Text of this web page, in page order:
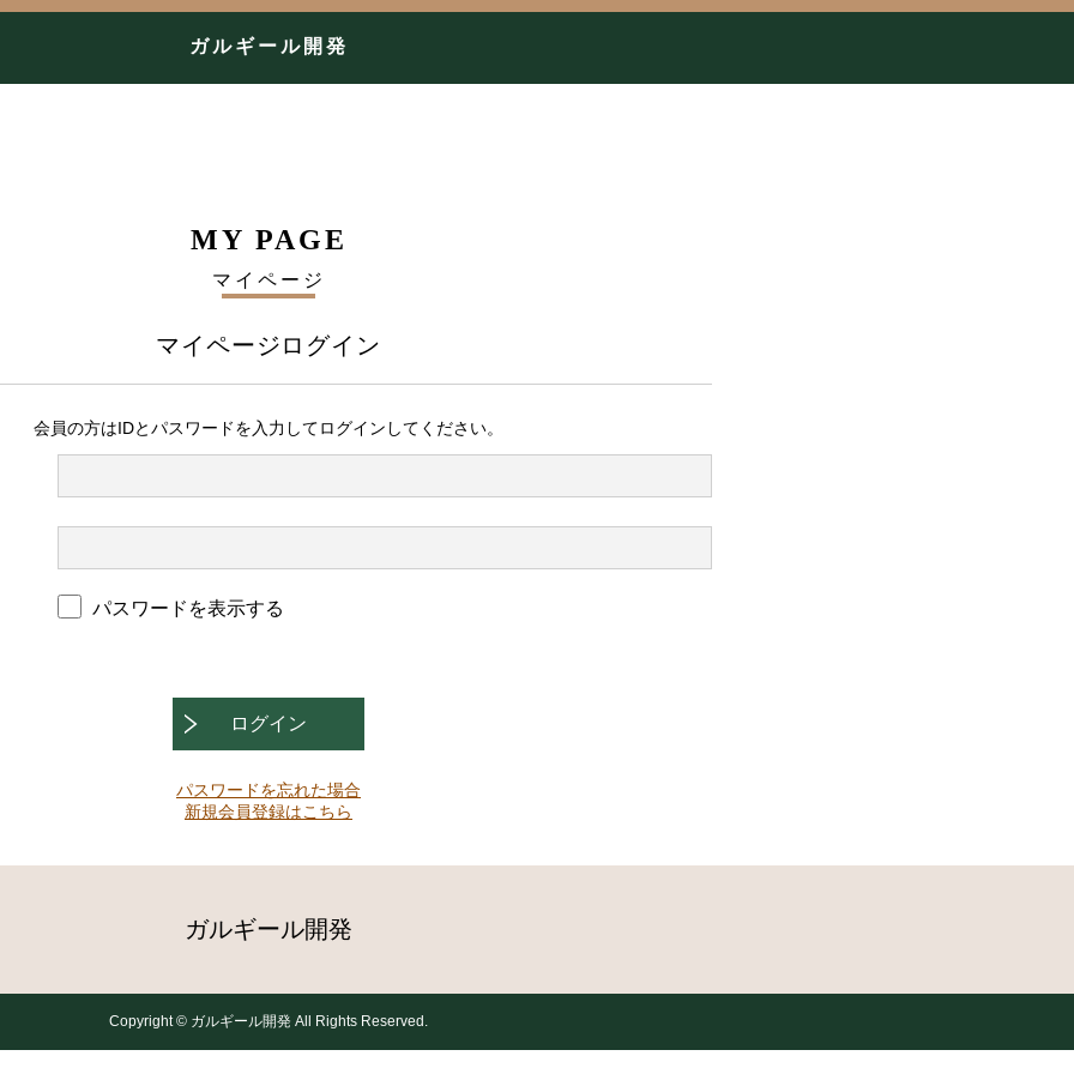
ガルギール開発
MY PAGE
マイページ
マイページログイン
会員の方はIDとパスワードを入力してログインしてください。
パスワードを表示する
ログイン
パスワードを忘れた場合
新規会員登録はこちら
ガルギール開発
Copyright © ガルギール開発 All Rights Reserved.